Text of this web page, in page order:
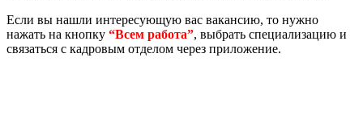
Если вы нашли интересующую вас вакансию, то нужно
нажать на кнопку “Всем работа”, выбрать специализацию и
связаться с кадровым отделом через приложение.